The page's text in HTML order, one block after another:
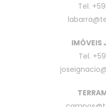
Tel.
IMÓVEIS
Tel.